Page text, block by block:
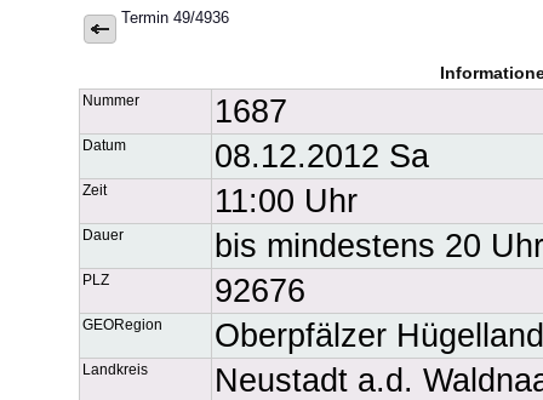
Termin 49/4936
Nummer 1687
Datum 08.12.2012 Sa
Zeit 11:00 Uhr
Dauer bis mindestens 20 Uhr
PLZ 92676
GEORegion Oberpfälzer Hügelland
Landkreis Neustadt a.d.